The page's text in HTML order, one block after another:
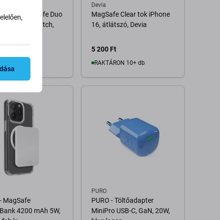
- MagSafe Duo
és Apple Watch,
Devia
MagSafe Clear tok iPhone
16, átlátszó, Devia
5 200 Ft
RAKTÁRON 10+ db
MagSafe
4200 mAh 5W,
PURO
PURO - Töltőadapter
MiniPro USB-C, GaN, 20W,